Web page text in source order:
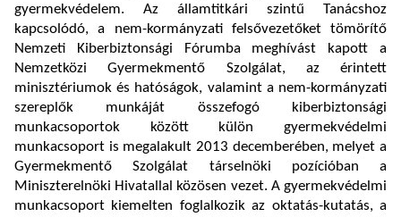
gyermekvédelem. Az államtitkári szintű Tanácshoz
kapcsolódó, a nem-kormányzati felsővezetőket tömörítő
Nemzeti Kiberbiztonsági Fórumba meghívást kapott a
Nemzetközi Gyermekmentő Szolgálat, az érintett
minisztériumok és hatóságok, valamint a nem-kormányzati
szereplők munkáját összefogó kiberbiztonsági
munkacsoportok között külön gyermekvédelmi
munkacsoport is megalakult 2013 decemberében, melyet a
Gyermekmentő Szolgálat társelnöki pozícióban a
Miniszterelnöki Hivatallal közösen vezet. A gyermekvédelmi
munkacsoport kiemelten foglalkozik az oktatás-kutatás, a